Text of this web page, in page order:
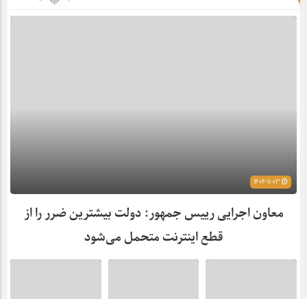
معاون اجرایی رییس جمهور: دولت بیشترین ضرر را از
قطع اینترنت متحمل می‌شود